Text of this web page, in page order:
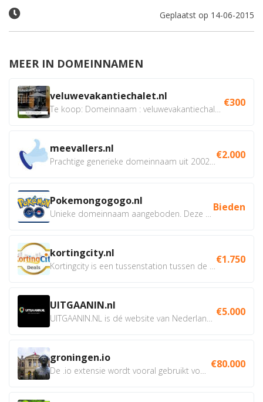
Geplaatst op 14-06-2015
MEER IN DOMEINNAMEN
veluwevakantiechalet.nl €300
meevallers.nl €2.000
Pokemongogogo.nl Bieden
kortingcity.nl €1.750
UITGAANIN.nl €5.000
groningen.io €80.000